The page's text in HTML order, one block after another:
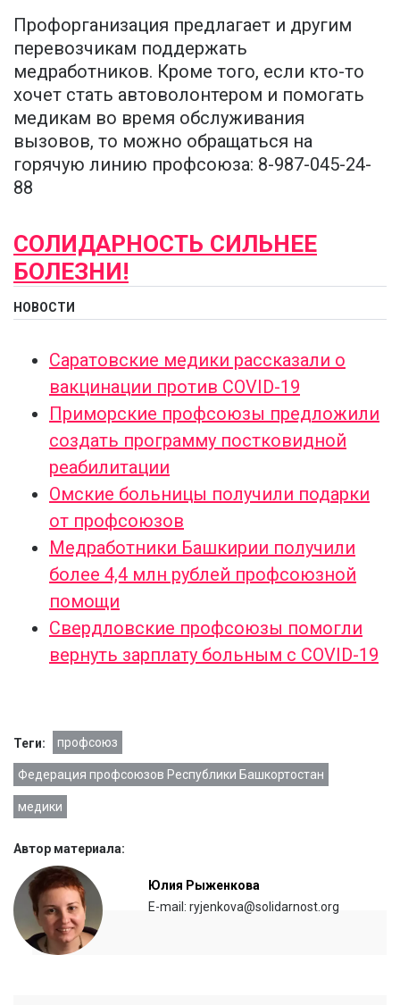
Профорганизация предлагает и другим
перевозчикам поддержать
медработников. Кроме того, если кто-то
хочет стать автоволонтером и помогать
медикам во время обслуживания
вызовов, то можно обращаться на
горячую линию профсоюза: 8-987-045-24-
88
СОЛИДАРНОСТЬ СИЛЬНЕЕ
БОЛЕЗНИ!
НОВОСТИ
Саратовские медики рассказали о
вакцинации против COVID-19
Приморские профсоюзы предложили
создать программу постковидной
реабилитации
Омские больницы получили подарки
от профсоюзов
Медработники Башкирии получили
более 4,4 млн рублей профсоюзной
помощи
Свердловские профсоюзы помогли
вернуть зарплату больным с COVID-19
Теги: профсоюз
Федерация профсоюзов Республики Башкортостан
медики
Автор материала:
Юлия Рыженкова
E-mail: ryjenkova@solidarnost.org